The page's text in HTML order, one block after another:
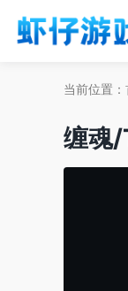
当前位置：
缠魂